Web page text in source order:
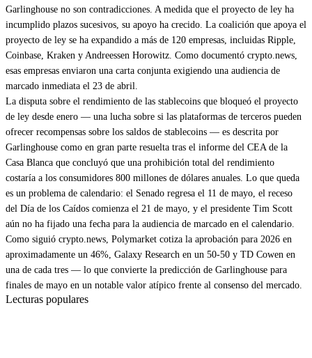
Garlinghouse no son contradicciones. A medida que el proyecto de ley ha
incumplido plazos sucesivos, su apoyo ha crecido. La coalición que apoya el
proyecto de ley se ha expandido a más de 120 empresas, incluidas Ripple,
Coinbase, Kraken y Andreessen Horowitz. Como documentó crypto.news,
esas empresas enviaron una carta conjunta exigiendo una audiencia de
marcado inmediata el 23 de abril.
La disputa sobre el rendimiento de las stablecoins que bloqueó el proyecto
de ley desde enero — una lucha sobre si las plataformas de terceros pueden
ofrecer recompensas sobre los saldos de stablecoins — es descrita por
Garlinghouse como en gran parte resuelta tras el informe del CEA de la
Casa Blanca que concluyó que una prohibición total del rendimiento
costaría a los consumidores 800 millones de dólares anuales. Lo que queda
es un problema de calendario: el Senado regresa el 11 de mayo, el receso
del Día de los Caídos comienza el 21 de mayo, y el presidente Tim Scott
aún no ha fijado una fecha para la audiencia de marcado en el calendario.
Como siguió crypto.news, Polymarket cotiza la aprobación para 2026 en
aproximadamente un 46%, Galaxy Research en un 50-50 y TD Cowen en
una de cada tres — lo que convierte la predicción de Garlinghouse para
finales de mayo en un notable valor atípico frente al consenso del mercado.
Lecturas populares